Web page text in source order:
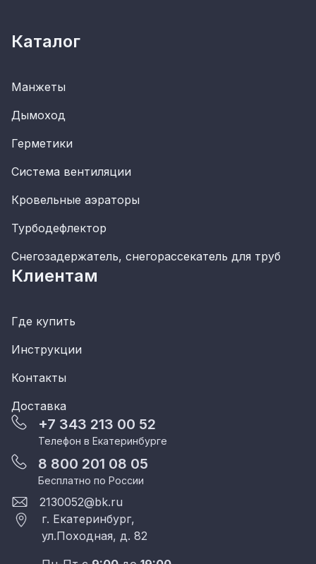
Каталог
Манжеты
Дымоход
Герметики
Система вентиляции
Кровельные аэраторы
Турбодефлектор
Снегозадержатель, снегорассекатель для труб
Клиентам
Где купить
Инструкции
Контакты
Доставка
+7 343 213 00 52
Телефон в Екатеринбурге
8 800 201 08 05
Бесплатно по России
2130052@bk.ru
г. Екатеринбург,
ул.Походная, д. 82